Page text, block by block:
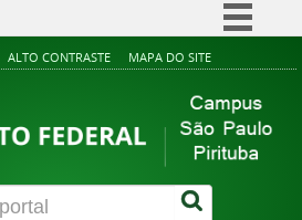
Simplifique!
Participe
Acesso à informação
Legislação
ALTO CONTRASTE MAPA DO SITE